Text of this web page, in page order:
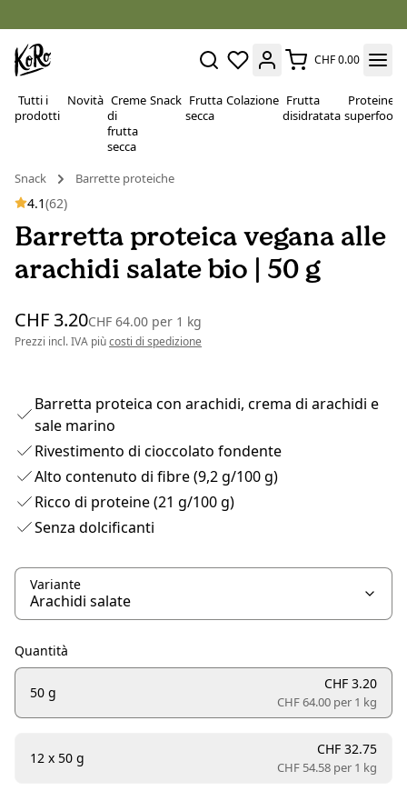
CHF 0.00
Tutti i
prodotti
Novità Creme
di
frutta
secca
Snack Frutta
secca
Colazione Frutta
disidratata
Proteine e
superfood
Snack Barrette proteiche
4.1(62)
Barretta proteica vegana alle
arachidi salate bio | 50 g
CHF 3.20CHF 64.00 per 1 kg
Prezzi incl. IVA piùcosti di spedizione
Barretta proteica con arachidi, crema di arachidi e
sale marino
Rivestimento di cioccolato fondente
Alto contenuto di fibre (9,2 g/100 g)
Ricco di proteine (21 g/100 g)
Senza dolcificanti
Variante
Quantità
50 g
CHF 3.20
CHF 64.00 per 1 kg
12 x 50 g
CHF 32.75
CHF 54.58 per 1 kg